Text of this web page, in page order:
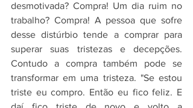
desmotivada? Compra! Um dia ruim no
trabalho? Compra! A pessoa que sofre
desse distúrbio tende a comprar para
superar suas tristezas e decepções.
Contudo a compra também pode se
transformar em uma tristeza. "Se estou
triste eu compro. Então eu fico feliz. E